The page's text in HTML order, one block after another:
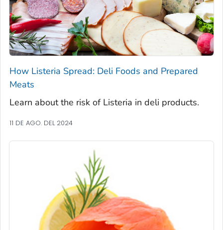
How Listeria Spread: Deli Foods and Prepared
Meats
Learn about the risk of Listeria in deli products.
11 DE AGO. DEL 2024